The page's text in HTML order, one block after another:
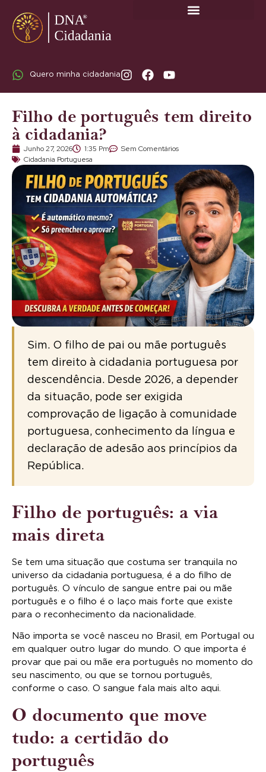
Quero minha cidadania
Filho de português tem direito
à cidadania?
Junho 27, 2026 1:35 Pm
Sem Comentários
Cidadania Portuguesa
Sim. O filho de pai ou mãe português
tem direito à cidadania portuguesa por
descendência. Desde 2026, a depender
da situação, pode ser exigida
comprovação de ligação à comunidade
portuguesa, conhecimento da língua e
declaração de adesão aos princípios da
República.
Filho de português: a via
mais direta
Se tem uma situação que costuma ser tranquila no
universo da cidadania portuguesa, é a do filho de
português. O vínculo de sangue entre pai ou mãe
português e o filho é o laço mais forte que existe
para o reconhecimento da nacionalidade.
Não importa se você nasceu no Brasil, em Portugal ou
em qualquer outro lugar do mundo. O que importa é
provar que pai ou mãe era português no momento do
seu nascimento, ou que se tornou português,
conforme o caso. O sangue fala mais alto aqui.
O documento que move
tudo: a certidão do
português